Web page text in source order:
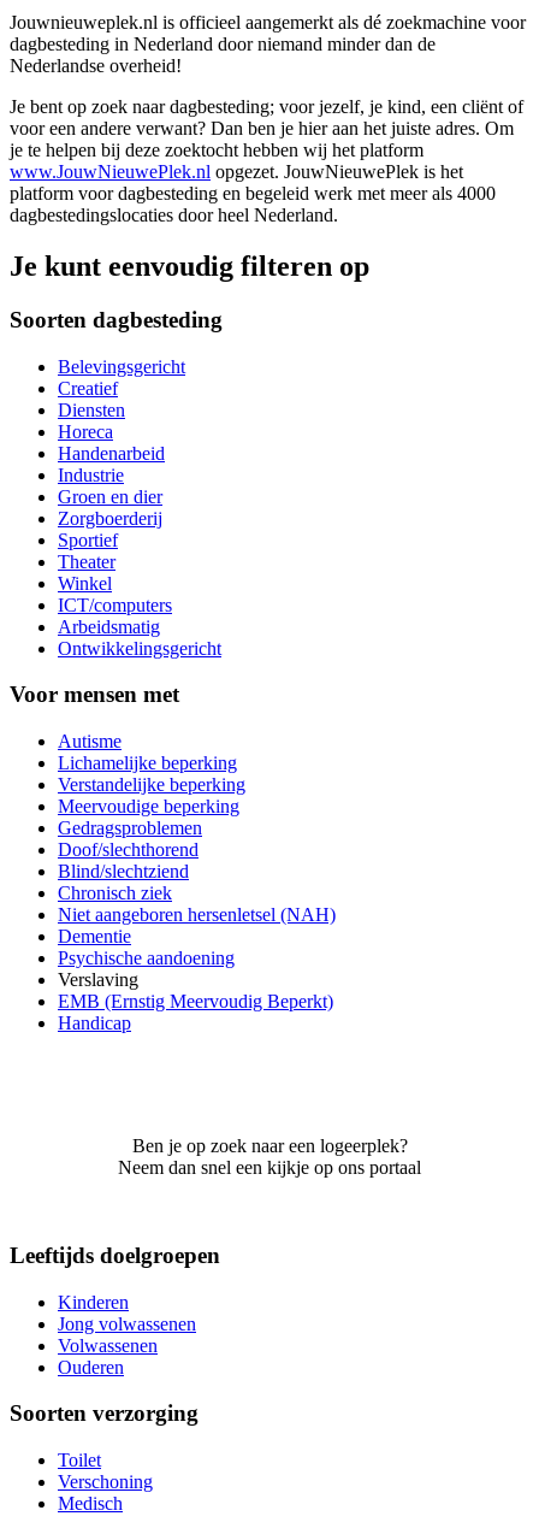
Jouwnieuweplek.nl is officieel aangemerkt als dé zoekmachine voor
dagbesteding in Nederland door niemand minder dan de
Nederlandse overheid!
Je bent op zoek naar dagbesteding; voor jezelf, je kind, een cliënt of
voor een andere verwant? Dan ben je hier aan het juiste adres. Om
je te helpen bij deze zoektocht hebben wij het platform
www.JouwNieuwePlek.nl opgezet. JouwNieuwePlek is het
platform voor dagbesteding en begeleid werk met meer als 4000
dagbestedingslocaties door heel Nederland.
Je kunt eenvoudig filteren op
Soorten dagbesteding
Belevingsgericht
Creatief
Diensten
Horeca
Handenarbeid
Industrie
Groen en dier
Zorgboerderij
Sportief
Theater
Winkel
ICT/computers
Arbeidsmatig
Ontwikkelingsgericht
Voor mensen met
Autisme
Lichamelijke beperking
Verstandelijke beperking
Meervoudige beperking
Gedragsproblemen
Doof/slechthorend
Blind/slechtziend
Chronisch ziek
Niet aangeboren hersenletsel (NAH)
Dementie
Psychische aandoening
Verslaving
EMB (Ernstig Meervoudig Beperkt)
Handicap
Ben je op zoek naar een logeerplek?
Neem dan snel een kijkje op ons portaal
Leeftijds doelgroepen
Kinderen
Jong volwassenen
Volwassenen
Ouderen
Soorten verzorging
Toilet
Verschoning
Medisch